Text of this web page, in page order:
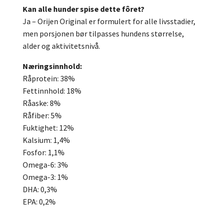
Kan alle hunder spise dette fôret?
Ja – Orijen Original er formulert for alle livsstadier,
men porsjonen bør tilpasses hundens størrelse,
alder og aktivitetsnivå.
Næringsinnhold:
Råprotein: 38%
Fettinnhold: 18%
Råaske: 8%
Råfiber: 5%
Fuktighet: 12%
Kalsium: 1,4%
Fosfor: 1,1%
Omega-6: 3%
Omega-3: 1%
DHA: 0,3%
EPA: 0,2%